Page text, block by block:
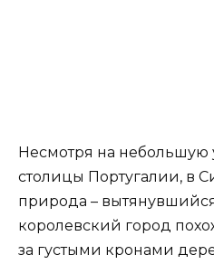
Несмотря на небольшую
столицы Португалии, в
природа –
королевский город
за густыми кронами